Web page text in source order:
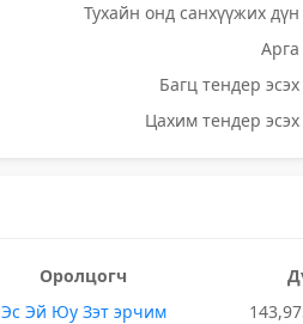
Тухайн онд санхүүжих дүн
Арга
Багц тендер эсэх
Цахим тендер эсэх
Оролцогч
Эс Эй Юу Зэт эрчим